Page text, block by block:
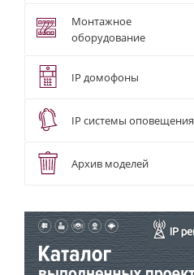
Монтажное
оборудование
IP домофоны
IP системы оповещения
Архив моделей